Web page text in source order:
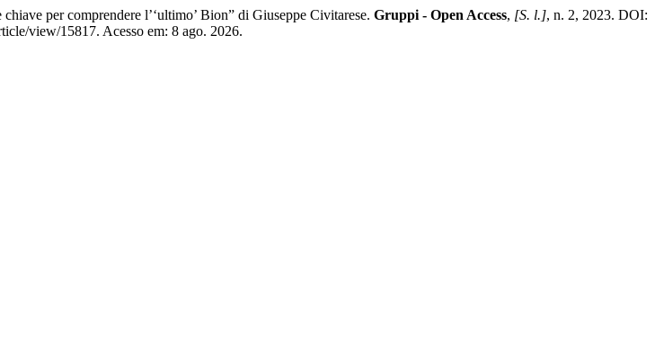
per comprendere l’‘ultimo’ Bion” di Giuseppe Civitarese. Gruppi - Open Access, [S. l.], n. 2, 2023. DOI:
view/15817. Acesso em: 8 ago. 2026.